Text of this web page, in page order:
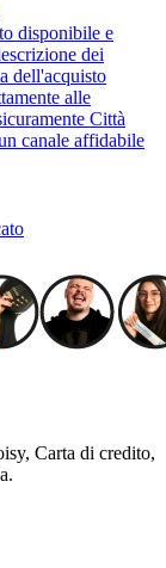
disponibile e
dei
dell'acquisto
alle
Città
canale affidabile
Carta di credito,